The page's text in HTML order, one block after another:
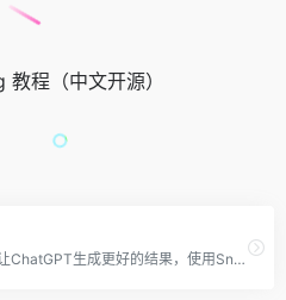
程（中文开源）
输入正确的提示词，可以让ChatGPT生成更好的结果，使用Snack Prompt可以帮助你解锁人工智能的潜力，优化你的ChatGPT体验。在Snack Prompt社区，用户可以访问每天新鲜出炉的大量热门提示词库：